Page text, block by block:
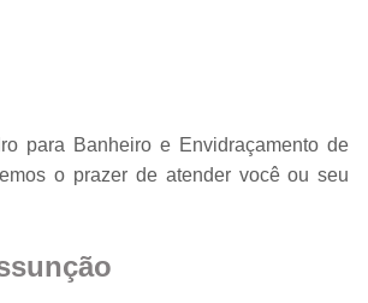
Espelho
para Banheiro e Envidraçamento de
o prazer de atender você ou seu